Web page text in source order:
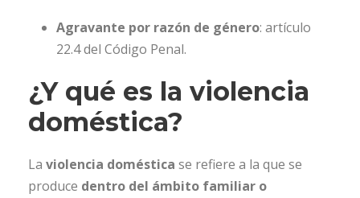
Agravante por razón de género: artículo
22.4 del Código Penal.
¿Y qué es la violencia
doméstica?
La violencia doméstica se refiere a la que se
produce dentro del ámbito familiar o